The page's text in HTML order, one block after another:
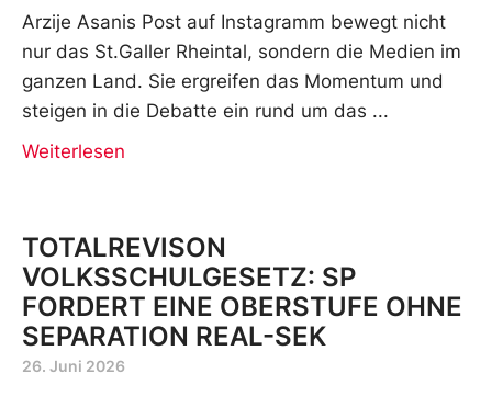
Arzije Asanis Post auf Instagramm bewegt nicht
nur das St.Galler Rheintal, sondern die Medien im
ganzen Land. Sie ergreifen das Momentum und
steigen in die Debatte ein rund um das
Weiterlesen
TOTALREVISON
VOLKSSCHULGESETZ: SP
FORDERT EINE OBERSTUFE OHNE
SEPARATION REAL-SEK
26. Juni 2026